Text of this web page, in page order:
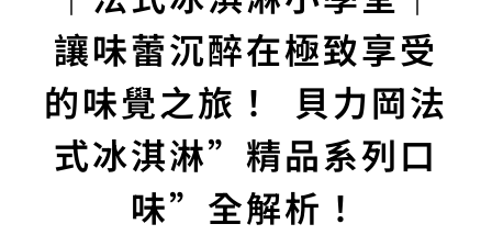
讓味蕾沉醉在極致享受
的味覺之旅！ 貝力岡法
式冰淇淋”精品系列口
味”全解析！